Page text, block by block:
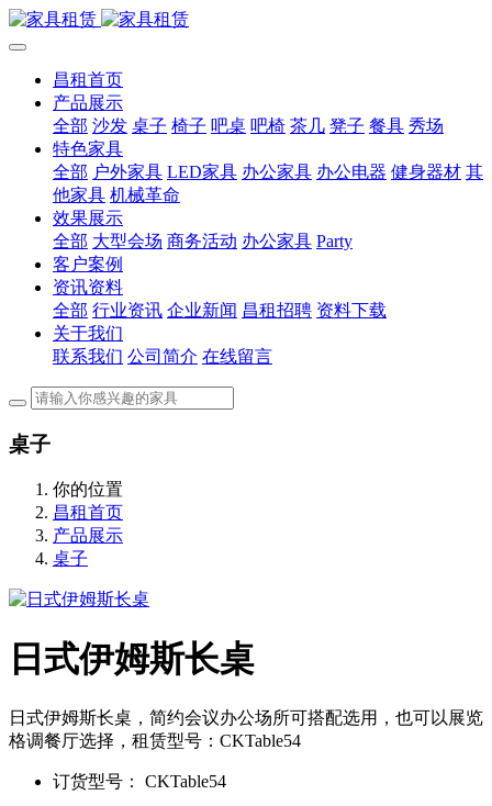
昌租首页
产品展示
全部 沙发 桌子 椅子 吧桌 吧椅 茶几 凳子 餐具 秀场
特色家具
全部 户外家具 LED家具 办公家具 办公电器 健身器材 其
他家具 机械革命
效果展示
全部 大型会场 商务活动 办公家具 Party
客户案例
资讯资料
全部 行业资讯 企业新闻 昌租招聘 资料下载
关于我们
联系我们 公司简介 在线留言
桌子
你的位置
昌租首页
产品展示
桌子
日式伊姆斯长桌
日式伊姆斯长桌，简约会议办公场所可搭配选用，也可以展览
格调餐厅选择，租赁型号：CKTable54
订货型号： CKTable54